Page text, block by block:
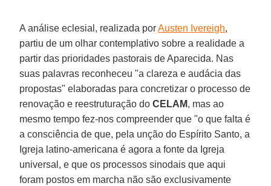
A análise eclesial, realizada porAusten Ivereigh,
partiu de um olhar contemplativo sobre a realidade a
partir das prioridades pastorais de Aparecida. Nas
suas palavras reconheceu "a clareza e audácia das
propostas" elaboradas para concretizar o processo de
renovação e reestruturação doCELAM, mas ao
mesmo tempo fez-nos compreender que "o que falta é
a consciência de que, pela unção do Espírito Santo, a
Igreja latino-americana é agora a fonte da Igreja
universal, e que os processos sinodais que aqui
foram postos em marcha não são exclusivamente